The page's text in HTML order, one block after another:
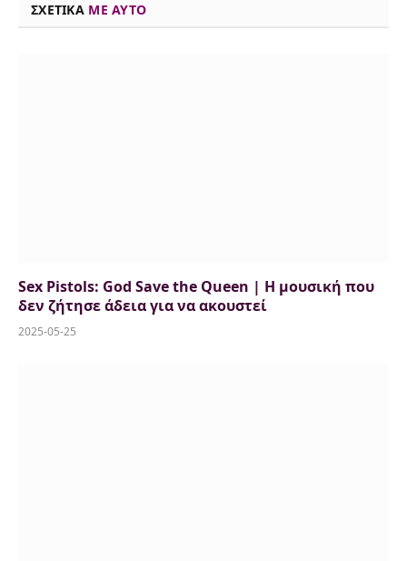
ΣΧΕΤΙΚΑ ME AYTO
Sex Pistols: God Save the Queen | Η μουσική που
δεν ζήτησε άδεια για να ακουστεί
2025-05-25